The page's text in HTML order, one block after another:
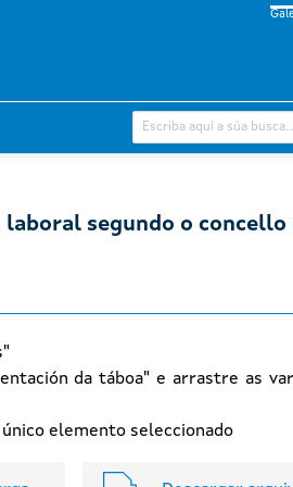
segundo o concello
da táboa" e arrastre as
elemento seleccionado